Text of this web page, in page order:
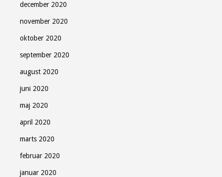
december 2020
november 2020
oktober 2020
september 2020
august 2020
juni 2020
maj 2020
april 2020
marts 2020
februar 2020
januar 2020